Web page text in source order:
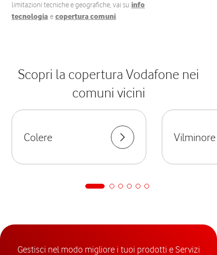
limitazioni tecniche e geografiche, vai su info
tecnologia e copertura comuni.
Scopri la copertura Vodafone nei
comuni vicini
Colere
Gestisci nel modo migliore i tuoi prodotti e Servizi